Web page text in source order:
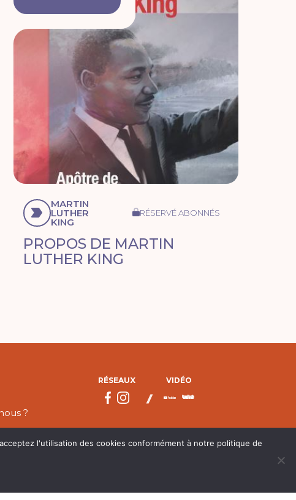
MARTIN
LUTHER
KING
RÉSERVÉ ABONNÉS
PROPOS DE MARTIN
LUTHER KING
?
RÉSEAUX VIDÉO
l'utilisation des cookies conformément à notre politique de